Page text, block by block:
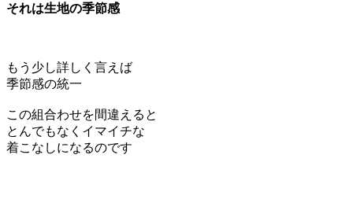
それは生地の季節感
もう少し詳しく言えば
季節感の統一
この組合わせを間違えると
とんでもなくイマイチな
着こなしになるのです